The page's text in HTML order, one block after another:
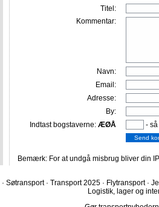
Titel:
Kommentar:
Navn:
Email:
Adresse:
By:
Indtast bogstaverne: ÆØÅ -
Bemærk: For at undgå misbrug bliver din
· Søtransport · Transport 2025 · Flytransport ·
Logistik, lager og